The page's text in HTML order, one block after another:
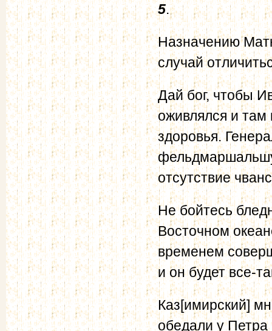
5.
Назначению
случай
Дай бог, чтобы
оживлялся и там
здоровья.
отсутствие
Не бойтесь
Восточном
временем
и он будет все-
Каз[имирский]
обедали у